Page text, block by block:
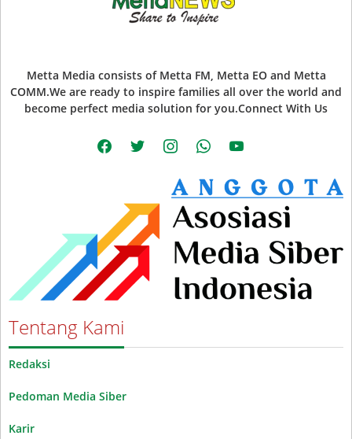
Metta Media consists of Metta FM, Metta EO and Metta
COMM.We are ready to inspire families all over the world and
become perfect media solution for you.Connect With Us
facebooktwitter instagramwhatsappyoutube
Tentang Kami
Redaksi
Pedoman Media Siber
Karir